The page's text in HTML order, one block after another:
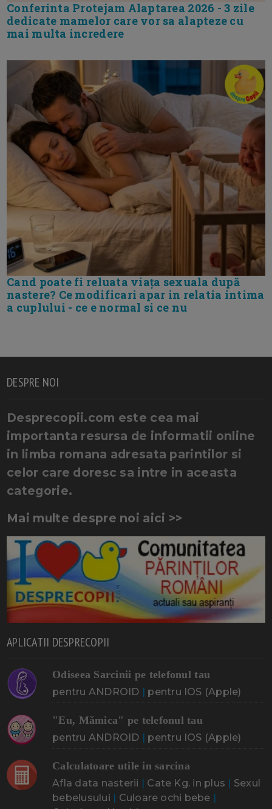
Conferinta Protejam Alaptarea 2026 - 3 zile
dedicate mamelor care vor sa alapteze cu
mai multa incredere
Cand poate fi reluata viața sexuala după
nastere? Ce modificari apar in relatia intima
a cuplului - ce e normal si ce nu
DESPRE NOI
Desprecopii.com este cea mai
importanta resursa de informatii online
in limba romana adresata parintilor si
celor care doresc sa intre in aceasta
categorie.
Mai multe despre noi aici >>
APLICATII DESPRECOPII
Odiseea Sarcinii pe telefonul tau
pentru ANDROID | pentru IOS (Apple)
"Eu, Mămica" pe telefonul tau
pentru ANDROID | pentru IOS (Apple)
Calculatoare utile in sarcina
Afla data nasterii | Cate Kg. in plus | Sexul
bebelusului | Culoare ochi bebe |